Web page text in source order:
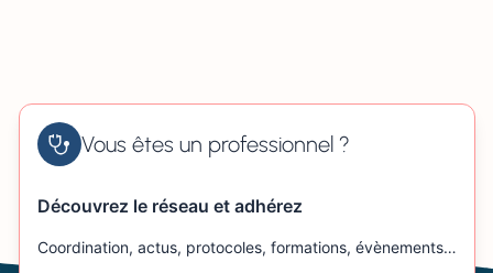
Vous êtes un professionnel ?
Découvrez le réseau et adhérez
Coordination, actus, protocoles, formations, évènements…